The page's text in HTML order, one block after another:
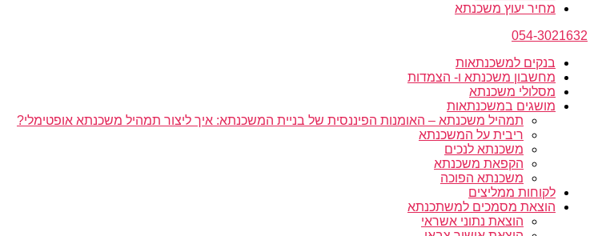
מחיר יעוץ משכנתא
054-3021632
בנקים למשכנתאות
מחשבון משכנתא ו- הצמדות
מסלולי משכנתא
מושגים במשכנתאות
תמהיל משכנתא – האומנות הפיננסית של בניית המשכנתא: איך ליצור תמהיל משכנתא אופטימלי?
ריבית על המשכנתא
משכנתא לנכים
הקפאת משכנתא
משכנתא הפוכה
לקוחות ממליצים
הוצאת מסמכים למשתכנתא
הוצאת נתוני אשראי